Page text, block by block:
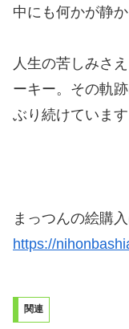
中にも何かが静
人生の苦しみさ
ーキー。その軌
ぶり続けています
まっつんの絵
https://
関連